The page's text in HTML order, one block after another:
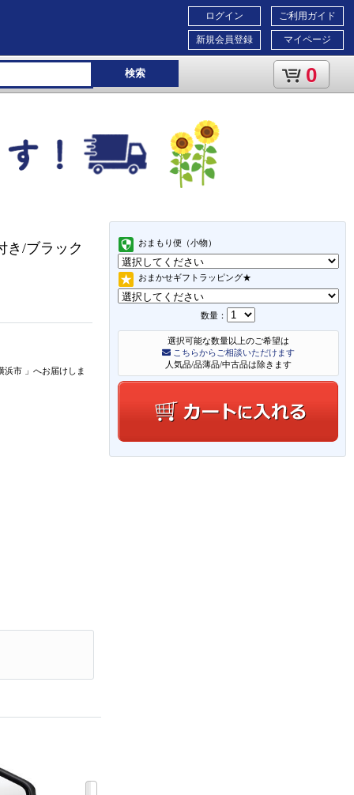
ご利用ガイド
マイページ
ログイン
新規会員登録
検索 0
おまもり便（小物）
おまかせギフトラッピング★
数量：
選択可能な数量以上のご希望は
こちらからご相談いただけます
人気品/品薄品/中古品は除きます
き/ブラック
浜市 」 へお届けしま